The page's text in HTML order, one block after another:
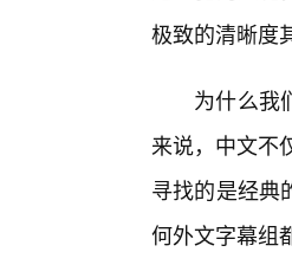
极致的清晰度
为什么我
来说，中文不
寻找的是经典
何外文字幕组